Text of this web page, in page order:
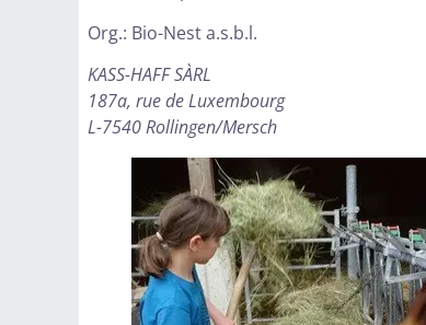
Org.: Bio-Nest a.s.b.l.
KASS-HAFF SÀRL
187a, rue de Luxembourg
L-7540 Rollingen/Mersch